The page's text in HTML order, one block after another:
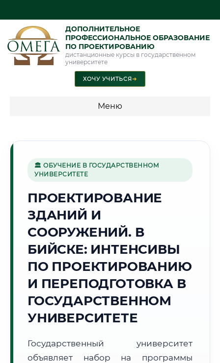
ДОПОЛНИТЕЛЬНОЕ
ПРОФЕССИОНАЛЬНОЕ ОБРАЗОВАНИЕ
ПО ПРОЕКТИРОВАНИЮ
дистанционные курсы в государственном
университете
ХОЧУ УЧИТЬСЯ➜
Меню
🌾
Г. БИЙСК
15:08:02
2026 г.
Погода в г. Бийск: ⛅ +24°C Переменная облачность
🌅 Восход: 05:51 🌇 Закат: 20:58
Субъект:
Алтайский край
🏛 ОБУЧЕНИЕ В ГОСУДАРСТВЕННОМ
УНИВЕРСИТЕТЕ
ПРОЕКТИРОВАНИЕ
ЗДАНИЙ И
СООРУЖЕНИЙ. В
БИЙСКЕ: ИНТЕНСИВЫ
ПО ПРОЕКТИРОВАНИЮ
И ПЕРЕПОДГОТОВКА В
ГОСУДАРСТВЕННОМ
УНИВЕРСИТЕТЕ
Государственный университет
объявляет набор на программы